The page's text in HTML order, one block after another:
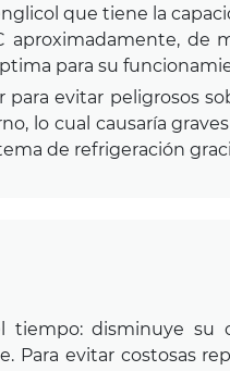
que tiene la
aproximadamente, de
para su
evitar peligrosos
lo cual causaría
de refrigeración
disminuye su
evitar costosas